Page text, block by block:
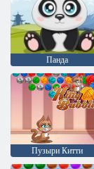
Панда
Пузыри Китти